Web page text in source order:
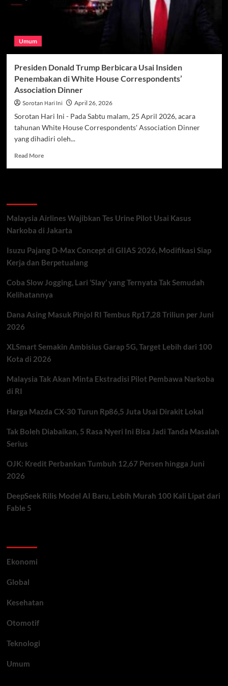
Umum
Presiden Donald Trump Berbicara Usai Insiden
Penembakan di White House Correspondents’
Association Dinner
Sorotan Hari Ini April 26, 2026
Sorotan Hari Ini - Pada Sabtu malam, 25 April 2026, acara
tahunan White House Correspondents' Association Dinner
yang dihadiri oleh...
Read MoreRead
Usai
Insiden
di
White
Correspondents’
Dinner
Malaysia Airlines Wajibkan Tes Urine Pilot Usai Kasus
Narkoba di Jakarta
Isuzu Pajang D-Max Concept di GIIAS 2026, Modifikasi Siap
Kerja dan Berpetualang
Coba Slow Jogging, Lari ‘Slay’ yang Ternyata Tak Semudah
Kelihatannya
Dana Asing Masuk Pinjol RI Tembus Rp17,28 Triliun per Juni
2026
XLSmart Semakin Ambisius Garap 5G, Target Lebih dari 100
Kota di 2026
Malaysia Tak Akan Minta Ekstradisi Pilot Pembawa Narkoba
di RI
Harga Mazda CX-30 Turun Rp86,5 Juta Usai Dirakit Lokal
Tak Boleh Diabaikan, 5 Rasa Nyeri Ini Bisa Jadi Tanda Masalah
Serius
OJK: Kredit Perbankan Tumbuh 12,67 Persen hingga Juni
2026
DeepSeek Rilis Model AI Baru, Lebih Murah 100 Kali Lipat dari
Fable 5
Ekonomi
Global
Kesehatan
Otomotif
Teknologi
Umum